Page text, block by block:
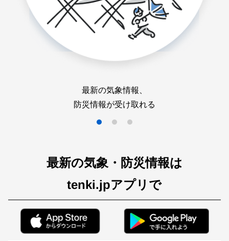
最新の気象情報、
防災情報が受け取れる
1 2 3
最新の気象・防災情報は
tenki.jpアプリで